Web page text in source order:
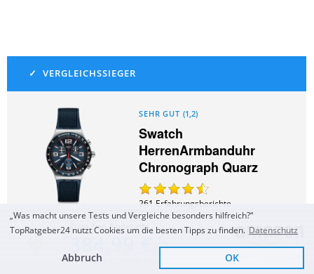
Zum Top Angebot
KOSTENLOSE LIEFERUNG Sofort Lieferbar
SEHR GUT (1,2)
Swatch
HerrenArmbanduhr
Chronograph Quarz
261 Erfahrungsberichte
ca.281 €
Zum Angebot
„Was macht unsere Tests und Vergleiche besonders hilfreich?“
TopRatgeber24 nutzt Cookies um die besten Tipps zu finden. Datenschutz
Abbruch OK